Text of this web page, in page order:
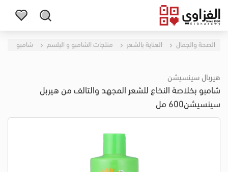
الصحة والجمال العناية بالشعر منتجات الشامبو و البلسم شامبو
هيربال سينسيشن
شامبو بخلاصة النخاع للشعر المجهد والتالف من هيربل
سينسيشن600 مل